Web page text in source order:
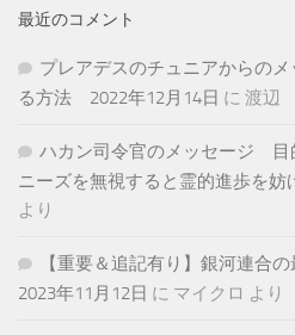
最近のコメント
プレアデスのチュニアからの
る方法 2022年12月14日 に 渡辺
ハカン司令官のメッセージ
ニーズを無視すると霊的進歩を妨
より
【重要＆追記有り】銀河連合
2023年11月12日 に マイクロ より